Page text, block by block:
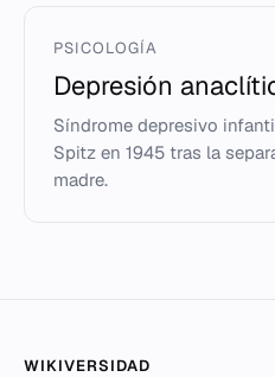
PSICOLOGÍA
Depresión
Síndrome depresivo
Spitz en 1945 tras la
madre.
WIKIVERSIDAD